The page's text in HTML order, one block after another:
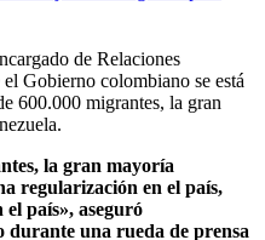
de Relaciones
Gobierno colombiano se está
600.000 migrantes, la gran
la gran mayoría
regularización en el país,
el país», aseguró
una rueda de prensa